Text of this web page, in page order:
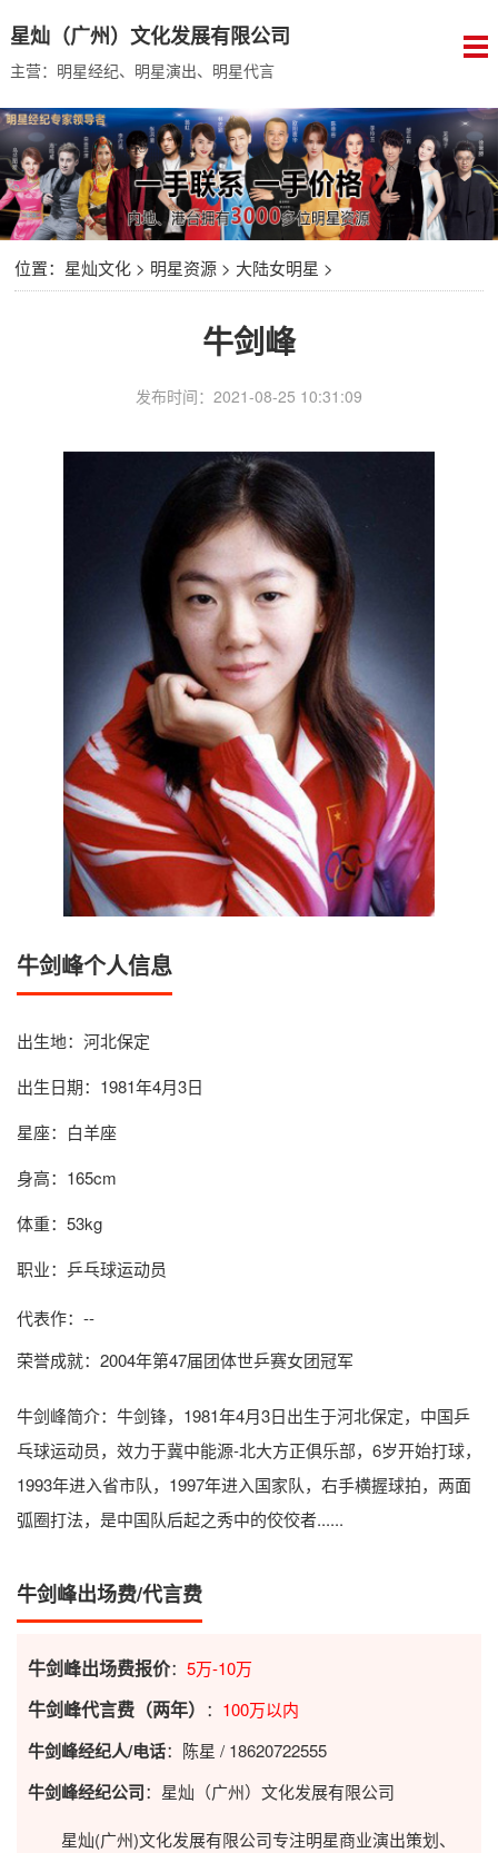
星灿（广州）文化发展有限公司
主营：明星经纪、明星演出、明星代言
位置： 星灿文化> 明星资源> 大陆女明星 >
牛剑峰
发布时间：2021-08-25 10:31:09
牛剑峰个人信息
出生地：河北保定
出生日期：1981年4月3日
星座：白羊座
身高：165cm
体重：53kg
职业：乒乓球运动员
代表作：--
荣誉成就：2004年第47届团体世乒赛女团冠军
牛剑峰简介：牛剑锋，1981年4月3日出生于河北保定，中国乒
乓球运动员，效力于冀中能源-北大方正俱乐部，6岁开始打球，
1993年进入省市队，1997年进入国家队，右手横握球拍，两面
弧圈打法，是中国队后起之秀中的佼佼者......
牛剑峰出场费/代言费
牛剑峰出场费报价： 5万-10万
牛剑峰代言费（两年） ： 100万以内
牛剑峰经纪人/电话：陈星 / 18620722555
牛剑峰经纪公司：星灿（广州）文化发展有限公司
星灿(广州)文化发展有限公司专注明星商业演出策划、